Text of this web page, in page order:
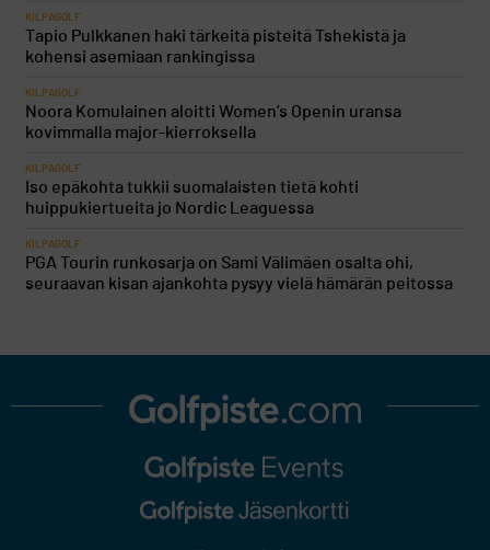
KILPAGOLF
Tapio Pulkkanen haki tärkeitä pisteitä Tshekistä ja
kohensi asemiaan rankingissa
KILPAGOLF
Noora Komulainen aloitti Women’s Openin uransa
kovimmalla major-kierroksella
KILPAGOLF
Iso epäkohta tukkii suomalaisten tietä kohti
huippukiertueita jo Nordic Leaguessa
KILPAGOLF
PGA Tourin runkosarja on Sami Välimäen osalta ohi,
seuraavan kisan ajankohta pysyy vielä hämärän peitossa